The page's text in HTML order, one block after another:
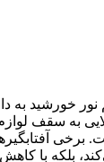
خورشید به
به سقف
برخی